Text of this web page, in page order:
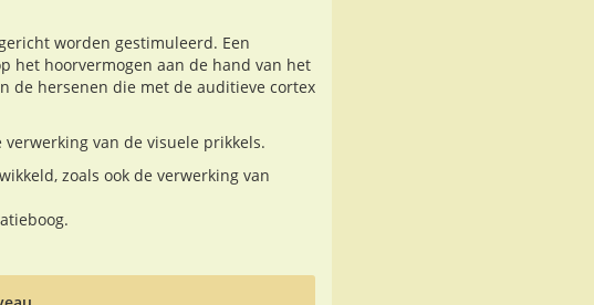
worden gestimuleerd. Een
het hoorvermogen aan de hand van het
de hersenen die met de auditieve cortex
van de visuele prikkels.
zoals ook de verwerking van